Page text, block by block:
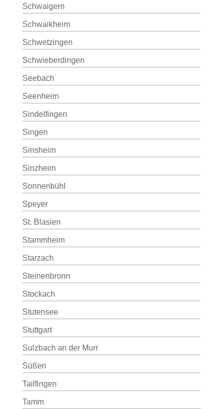
Schwaigern
Schwaikheim
Schwetzingen
Schwieberdingen
Seebach
Seenheim
Sindelfingen
Singen
Sinsheim
Sinzheim
Sonnenbühl
Speyer
St. Blasien
Stammheim
Starzach
Steinenbronn
Stockach
Stutensee
Stuttgart
Sulzbach an der Murr
Süßen
Tailfingen
Tamm